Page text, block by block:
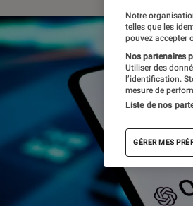
Notre
telles que les
pouvez accepter
Nos partenaires
Utiliser des
l’identification.
mesure de
Liste de nos
GÉRER MES